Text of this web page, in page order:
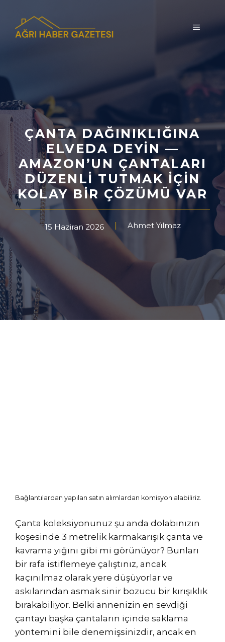
MENÜ
ÇANTA DAĞINIKLIĞINA
ELVEDA DEYIN —
AMAZON’UN ÇANTALARI
DÜZENLI TUTMAK İÇIN
KOLAY BIR ÇÖZÜMÜ VAR
15 Haziran 2026 Ahmet Yılmaz
Bağlantılardan yapılan satın alımlardan komisyon alabiliriz.
Çanta koleksiyonunuz şu anda dolabınızın
köşesinde 3 metrelik karmakarışık çanta ve
kavrama yığını gibi mi görünüyor? Bunları
bir rafa istiflemeye çalıştınız, ancak
kaçınılmaz olarak yere düşüyorlar ve
askılarından asmak sinir bozucu bir kırışıklık
bırakabiliyor. Belki annenizin en sevdiği
çantayı başka çantaların içinde saklama
yöntemini bile denemişsinizdir, ancak en